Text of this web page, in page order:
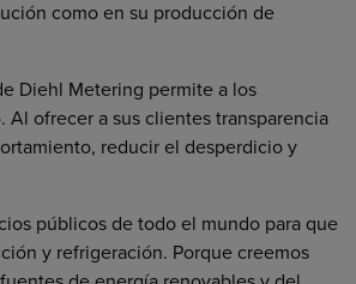
como en su producción de
Diehl Metering permite a los
Al ofrecer a sus clientes transparencia
reducir el desperdicio y
públicos de todo el mundo para que
y refrigeración. Porque creemos